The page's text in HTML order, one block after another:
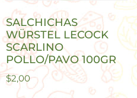
SALCHICHAS
WÜRSTEL LECOCK
SCARLINO
POLLO/PAVO 100GR
$2,00